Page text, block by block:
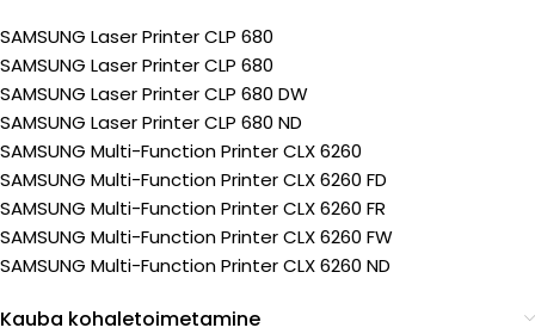
SAMSUNG Laser Printer CLP 680
SAMSUNG Laser Printer CLP 680
SAMSUNG Laser Printer CLP 680 DW
SAMSUNG Laser Printer CLP 680 ND
SAMSUNG Multi-Function Printer CLX 6260
SAMSUNG Multi-Function Printer CLX 6260 FD
SAMSUNG Multi-Function Printer CLX 6260 FR
SAMSUNG Multi-Function Printer CLX 6260 FW
SAMSUNG Multi-Function Printer CLX 6260 ND
Kauba kohaletoimetamine